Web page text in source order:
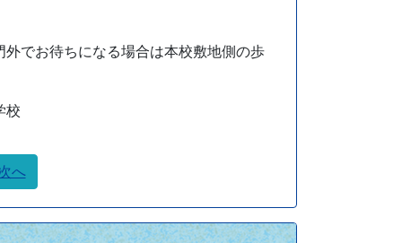
でお待ちになる場合は本校敷地側の歩
校
へ